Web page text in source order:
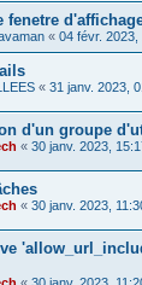
« 04 févr. 2023,
« 31 janv. 2023,
d'un groupe
« 30 janv. 2023,
« 30 janv. 2023,